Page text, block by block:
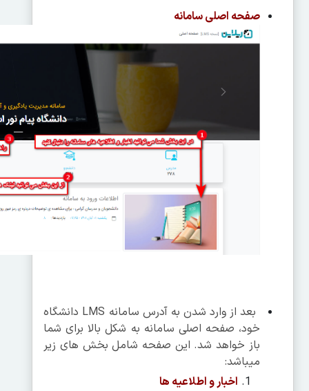
صفحه اصلی سامانه
بعد از وارد شدن به آدرس سامانه LMS دانشگاه
خود، صفحه اصلی سامانه به شکل بالا برای شما
باز خواهد شد. این صفحه شامل بخش های زیر
می­باشد:
اخبار و اطلاعیه ها